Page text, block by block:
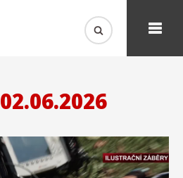
02.06.2026